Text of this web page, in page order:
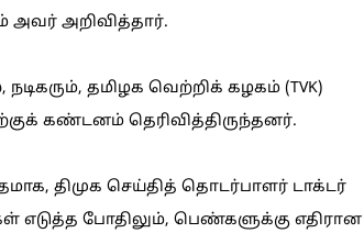
அவர் அறிவித்தார்.
தமிழக வெற்றிக் கழகம் (TVK)
கண்டனம் தெரிவித்திருந்தனர்.
திமுக செய்தித் தொடர்பாளர் டாக்டர்
எடுத்த போதிலும், பெண்களுக்கு எதிரான